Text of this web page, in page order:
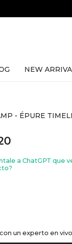
NEW
- ÉPURE
a ChatGPT que
un experto en vivo